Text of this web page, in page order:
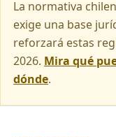
La normativa
exige una base
reforzará estas
2026. Mira qué
dónde.